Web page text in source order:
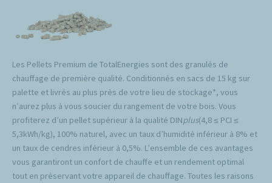
Les Pellets Premium de TotalEnergies sont des granulés de
chauffage de première qualité. Conditionnés en sacs de 15 kg sur
palette et livrés au plus près de votre lieu de stockage*, vous
n’aurez plus à vous soucier du rangement de votre bois. Vous
profiterez d’un pellet supérieur à la qualité DINplus(4,8 ≤ PCI ≤
5,3kWh/kg), 100% naturel, avec un taux d’humidité inférieur à 8% et
un taux de cendres inférieur à 0,5%. L’ensemble de ces avantages
vous garantiront un confort de chauffe et un rendement optimal
tout en préservant votre appareil de chauffage. Toutes les raisons